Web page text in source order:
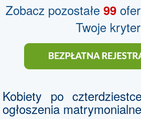
Zobacz pozostałe 99
Twoje
Kobiety po
ogłoszenia matrymonialne